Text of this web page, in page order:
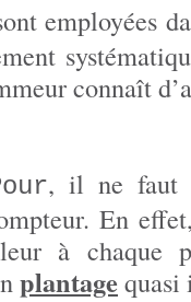
employées
connaît
, il ne faut
En
à chaque
plantagequasi